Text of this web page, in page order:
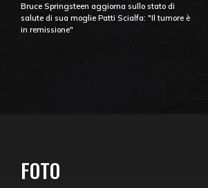
Bruce Springsteen aggiorna sullo stato di
salute di sua moglie Patti Scialfa: "Il tumore è
in remissione"
FOTO